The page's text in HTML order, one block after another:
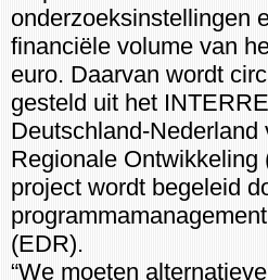
onderzoeksinstellingen
financiële volume van
euro. Daarvan wordt
gesteld uit het
Deutschland-
Regionale
project wordt begeleid
(EDR).
“We moeten